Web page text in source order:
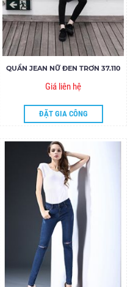
QUẦN JEAN NỮ ĐEN TRƠN 37.110
Giá liên hệ
ĐẶT GIA CÔNG